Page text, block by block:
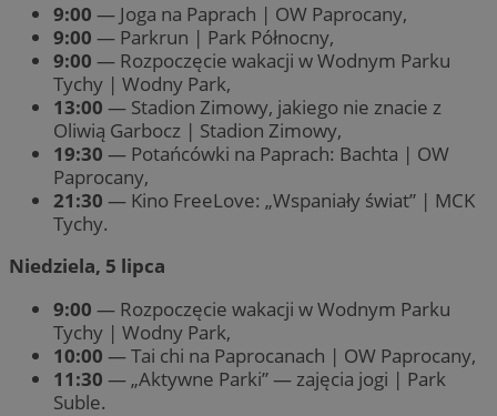
9:00 — Joga na Paprach | OW Paprocany,
9:00 — Parkrun | Park Północny,
9:00 — Rozpoczęcie wakacji w Wodnym Parku
Tychy | Wodny Park,
13:00 — Stadion Zimowy, jakiego nie znacie z
Oliwią Garbocz | Stadion Zimowy,
19:30 — Potańcówki na Paprach: Bachta | OW
Paprocany,
21:30 — Kino FreeLove: „Wspaniały świat” | MCK
Tychy.
Niedziela, 5 lipca
9:00 — Rozpoczęcie wakacji w Wodnym Parku
Tychy | Wodny Park,
10:00 — Tai chi na Paprocanach | OW Paprocany,
11:30 — „Aktywne Parki” — zajęcia jogi | Park
Suble.